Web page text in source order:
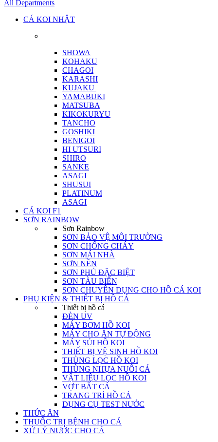
All Departments
CÁ KOI NHẬT
SHOWA
KOHAKU
CHAGOI
KARASHI
KUJAKU
YAMABUKI
MATSUBA
KIKOKURYU
TANCHO
GOSHIKI
BENIGOI
HI UTSURI
SHIRO
SANKE
ASAGI
SHUSUI
PLATINUM
ASAGI
CÁ KOI F1
SƠN RAINBOW
Sơn Rainbow
SƠN BẢO VỆ MÔI TRƯỜNG
SƠN CHỐNG CHÁY
SƠN MÁI NHÀ
SƠN NỀN
SƠN PHỦ ĐẶC BIỆT
SƠN TÀU BIỂN
SƠN CHUYÊN DỤNG CHO HỒ CÁ KOI
PHỤ KIỆN & THIẾT BỊ HỒ CÁ
Thiết bị hồ cá
ĐÈN UV
MÁY BƠM HỒ KOI
MÁY CHO ĂN TỰ ĐỘNG
MÁY SỦI HỒ KOI
THIẾT BỊ VỆ SINH HỒ KOI
THÙNG LỌC HỒ KOI
THÙNG NHỰA NUÔI CÁ
VẬT LIỆU LỌC HỒ KOI
VỢT BẮT CÁ
TRANG TRÍ HỒ CÁ
DỤNG CỤ TEST NƯỚC
THỨC ĂN
THUỐC TRỊ BỆNH CHO CÁ
XỬ LÝ NƯỚC CHO CÁ